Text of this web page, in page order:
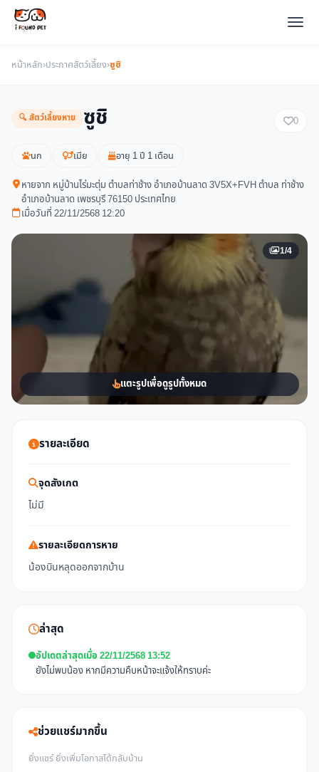
หน้าหลัก›ประกาศสัตว์เลี้ยง›ซูชิ
🔍 สัตว์เลี้ยงหาย ซูชิ 0
นก เมีย อายุ 1 ปี 1 เดือน
หายจาก หมู่บ้านไร่มะตุ่ม ตำบลท่าช้าง อำเภอบ้านลาด 3V5X+FVH ตำบล ท่าช้าง
อำเภอบ้านลาด เพชรบุรี 76150 ประเทศไทย
เมื่อวันที่ 22/11/2568 12:20
1/4
แตะรูปเพื่อดูรูปทั้งหมด
รายละเอียด
จุดสังเกต
ไม่มี
รายละเอียดการหาย
น้องบินหลุดออกจากบ้าน
ล่าสุด
อัปเดตล่าสุดเมื่อ 22/11/2568 13:52
ยังไม่พบน้อง หากมีความคืบหน้าจะแจ้งให้ทราบค่ะ
ช่วยแชร์มากขึ้น
ยิ่งแชร์ ยิ่งเพิ่มโอกาสได้กลับบ้าน